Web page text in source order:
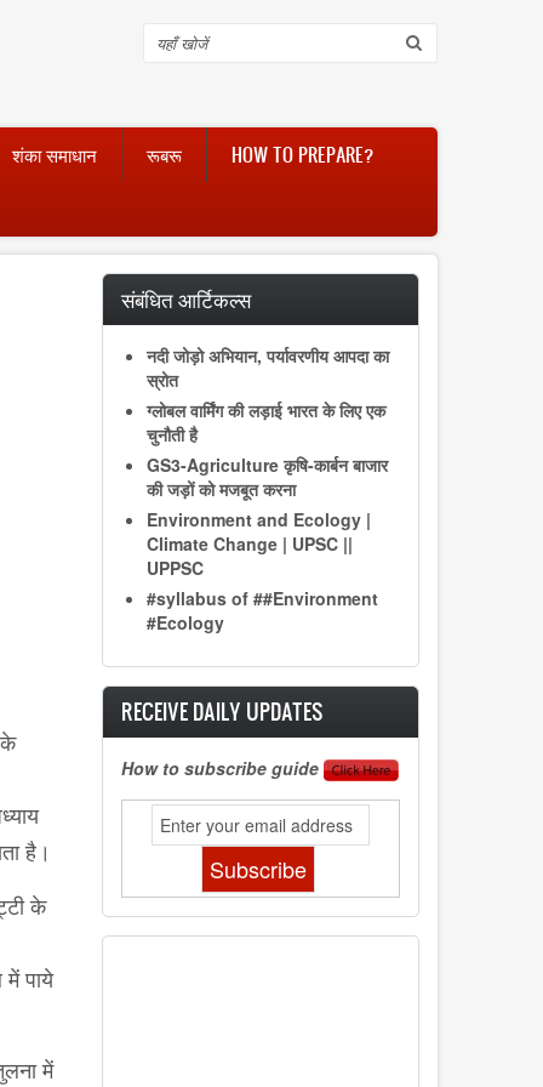
Search
शंका समाधान रूबरू HOW TO PREPARE?
है।
के
पाये
में
संबंधित आर्टिकल्स
नदी जोड़ो अभियान, पर्यावरणीय आपदा का
स्रोत
ग्लोबल वार्मिंग की लड़ाई भारत के लिए एक
चुनौती है
GS3-Agriculture कृषि-कार्बन बाजार
की जड़ों को मजबूत करना
Environment and Ecology |
Climate Change | UPSC ||
UPPSC
#syllabus of ##Environment
#Ecology
RECEIVE DAILY UPDATES
How to subscribe guide